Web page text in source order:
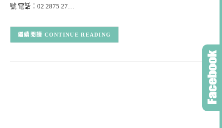
號 電話：02 2875 27…
CONTINUE READING